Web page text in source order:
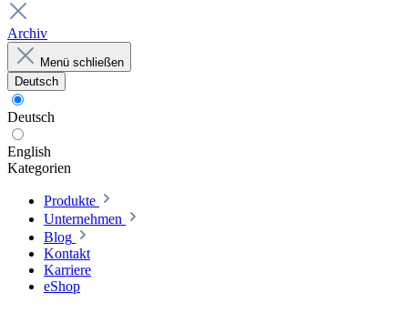
Archiv
Menü schließen
Deutsch
Deutsch
English
Kategorien
Produkte
Unternehmen
Blog
Kontakt
Karriere
eShop